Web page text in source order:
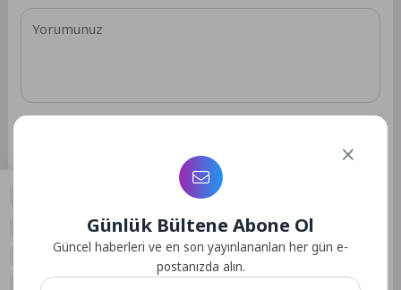
Daha sonraki yorumlarımda kullanılması için adım, e-posta
adresim ve site adresim bu tarayıcıya kaydedilsin.
Günlük Bültene Abone Ol
Güncel haberleri ve en son yayınlananları her gün e-
postanızda alın.